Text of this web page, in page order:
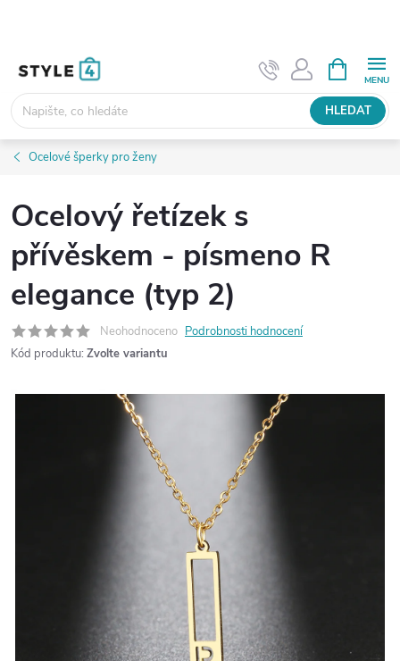
HLEDAT
NÁKUPNÍ
KOŠÍK
Ocelové šperky pro ženy
Ocelový řetízek s
přívěskem - písmeno R
elegance (typ 2)
Neohodnoceno Podrobnosti hodnocení
Kód produktu: Zvolte variantu